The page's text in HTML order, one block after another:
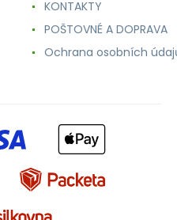
KONTAKTY
POŠTOVNÉ A DOPRAVA
Ochrana osobních